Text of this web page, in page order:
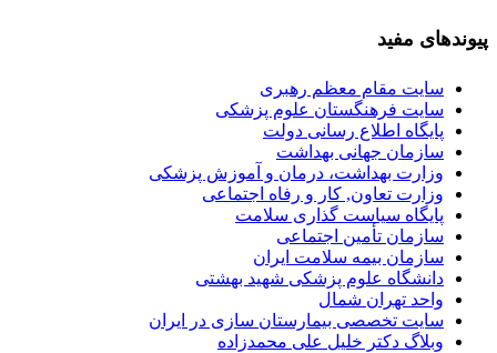
پیوندهای مفید
سایت مقام معظم رهبری
سایت فرهنگستان علوم پزشکی
پایگاه اطلاع رسانی دولت
سازمان جهانی بهداشت
وزارت بهداشت، درمان و آموزش پزشکی
وزارت تعاون, کار و رفاه اجتماعی
پایگاه سیاست گذاری سلامت
سازمان تأمین اجتماعی
سازمان بیمه سلامت ایران
دانشگاه علوم پزشکی شهید بهشتی
واحد تهران شمال
سایت تخصصی بیمارستان سازی در ایران
وبلاگ دکتر خلیل علی محمدزاده